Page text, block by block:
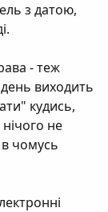
з датою,
- теж
виходить
кудись,
не
чомусь